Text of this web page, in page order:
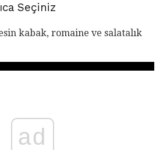
Seçiniz
kabak, romaine ve salatalık
ad